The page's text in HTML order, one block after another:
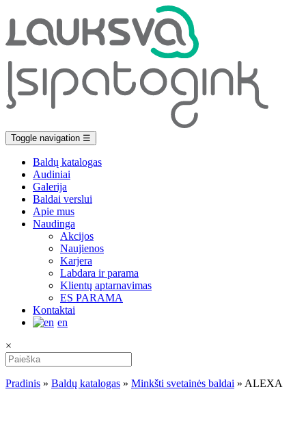
Toggle navigation ☰
Baldų katalogas
Audiniai
Galerija
Baldai verslui
Apie mus
Naudinga
Akcijos
Naujienos
Karjera
Labdara ir parama
Klientų aptarnavimas
ES PARAMA
Kontaktai
en
×
Pradinis » Baldų katalogas » Minkšti svetainės baldai » ALEXA